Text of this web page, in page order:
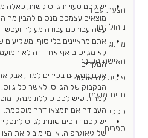
הצעת עבודה
ניהול זמן
מיתוג
האישה הטובה
פוליטיקה ארגונית
חווית מועמד
כללי
ספרים
יש לכם טעויות גיוס קשות, כאלה
מוצאים עצמכם מנסים להבין מה
עשה עבורכם עבודה מעולה
אתם מראיינים בלי סוף, משקיעים
לא מגייסים אף אחד. זה לא
המקרים.
אתם מנהלים בכירים למדי, אבל
הבקבוק של הגיוס, לאשר כל
למרות שיש לכם סוללת מנהלי
העבודה אם תמצאו דרך מוסכמת.
יש לכם דרכים שונות לגייס
של גיאוגרפיה, או מי מוביל את